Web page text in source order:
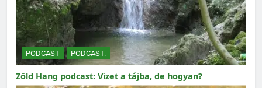
PODCAST PODCAST.
Zöld Hang podcast: Vizet a tájba, de hogyan?